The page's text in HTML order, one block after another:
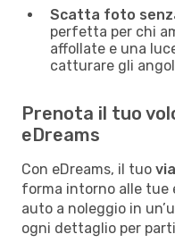
Scatta foto
perfetta per chi
affollate e una
catturare gli
Prenota il tuo
eDreams
Con eDreams, il tuo
forma intorno alle tue
auto a noleggio in
ogni dettaglio per